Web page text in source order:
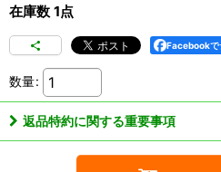
在庫数 1点
Facebookで
数量:
返品特約に関する重要事項